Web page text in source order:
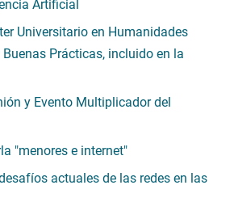
Artificial
Universitario en Humanidades
Prácticas, incluido en la
y Evento Multiplicador del
"menores e internet"
actuales de las redes en las